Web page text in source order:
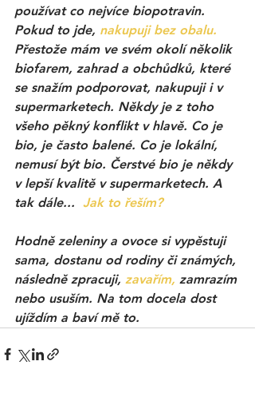
používat co nejvíce biopotravin.
Pokud to jde, nakupuji bez obalu.
Přestože mám ve svém okolí několik
biofarem, zahrad a obchůdků, které
se snažím podporovat, nakupuji i v
supermarketech. Někdy je z toho
všeho pěkný konflikt v hlavě. Co je
bio, je často balené. Co je lokální,
nemusí být bio. Čerstvé bio je někdy
v lepší kvalitě v supermarketech. A
tak dále... Jak to řeším?
Hodně zeleniny a ovoce si vypěstuji
sama, dostanu od rodiny či známých,
následně zpracuji, zavařím, zamrazím
nebo usuším. Na tom docela dost
ujíždím a baví mě to.